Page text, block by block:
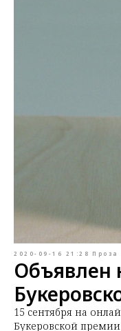
2020-09-16 21:28 Проза
Объявлен
15 сентября на
Букеровской